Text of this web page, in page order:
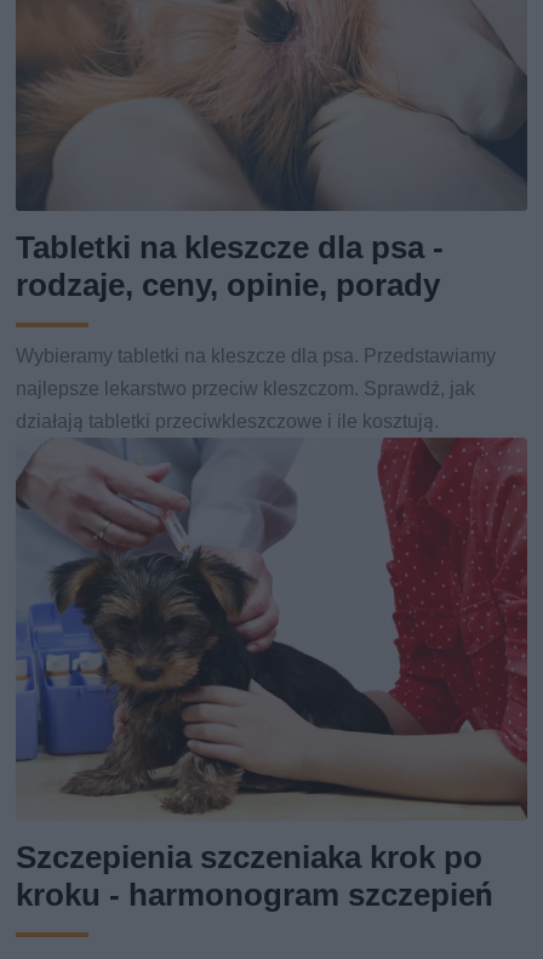
Tabletki na kleszcze dla psa -
rodzaje, ceny, opinie, porady
Wybieramy tabletki na kleszcze dla psa. Przedstawiamy
najlepsze lekarstwo przeciw kleszczom. Sprawdź, jak
działają tabletki przeciwkleszczowe i ile kosztują.
Szczepienia szczeniaka krok po
kroku - harmonogram szczepień